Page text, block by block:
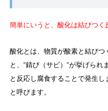
簡単にいうと、酸化は結びつく
酸化とは、物質が酸素と結び
と、”錆び（サビ）”が挙げら
と反応し腐食することで発生
と呼びます。